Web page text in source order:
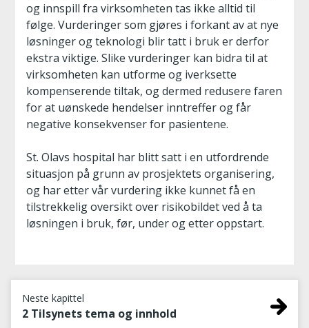
og innspill fra virksomheten tas ikke alltid til
følge. Vurderinger som gjøres i forkant av at nye
løsninger og teknologi blir tatt i bruk er derfor
ekstra viktige. Slike vurderinger kan bidra til at
virksomheten kan utforme og iverksette
kompenserende tiltak, og dermed redusere faren
for at uønskede hendelser inntreffer og får
negative konsekvenser for pasientene.
St. Olavs hospital har blitt satt i en utfordrende
situasjon på grunn av prosjektets organisering,
og har etter vår vurdering ikke kunnet få en
tilstrekkelig oversikt over risikobildet ved å ta
løsningen i bruk, før, under og etter oppstart.
Neste kapittel
2 Tilsynets tema og innhold